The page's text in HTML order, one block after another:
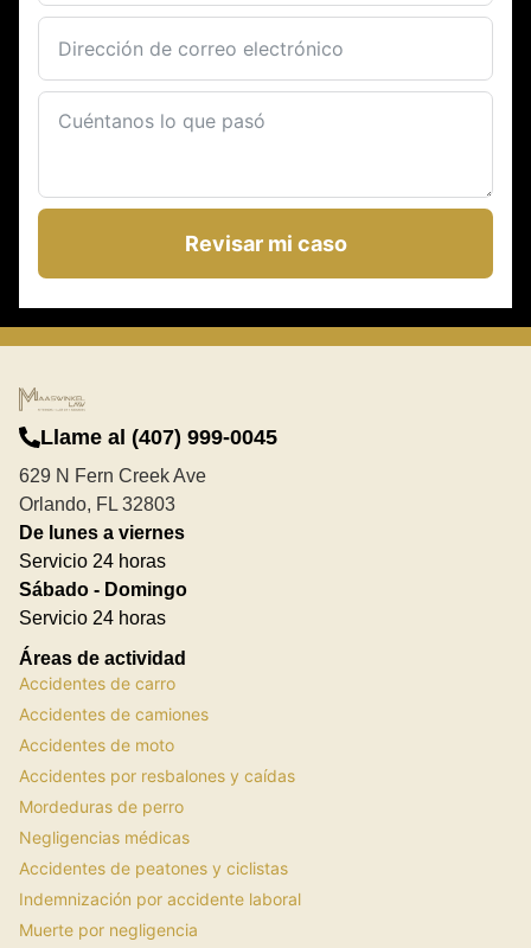
Revisar mi caso
Llame al (407) 999-0045
629 N Fern Creek Ave
Orlando, FL 32803
De lunes a viernes
Servicio 24 horas
Sábado - Domingo
Servicio 24 horas
Áreas de actividad
Accidentes de carro
Accidentes de camiones
Accidentes de moto
Accidentes por resbalones y caídas
Mordeduras de perro
Negligencias médicas
Accidentes de peatones y ciclistas
Indemnización por accidente laboral
Muerte por negligencia